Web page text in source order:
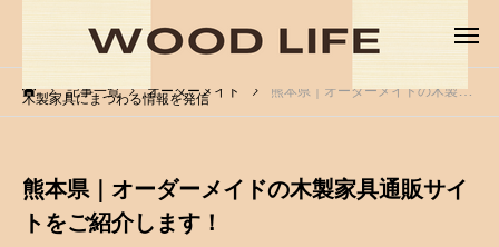
木製家具にまつわる情報を発信
記事一覧 オーダーメイド 熊本県｜オーダーメイドの木製家具通販サイトをご紹介します！
熊本県｜オーダーメイドの木製家具通販サイ
トをご紹介します！